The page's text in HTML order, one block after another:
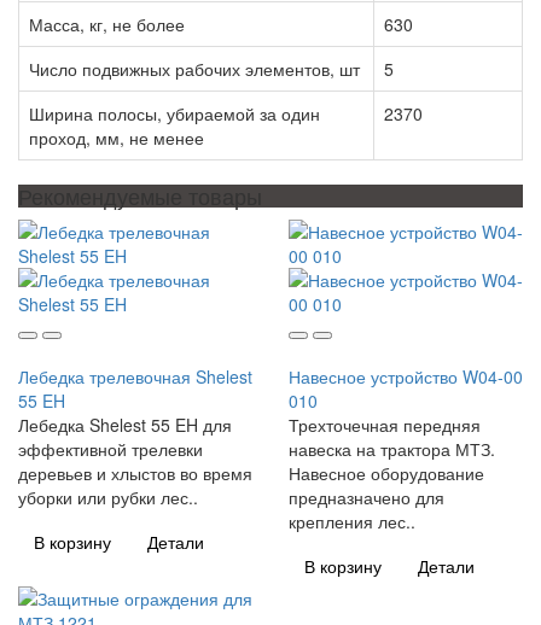
Масса, кг, не более
630
Число подвижных рабочих элементов, шт
5
Ширина полосы, убираемой за один
проход, мм, не менее
2370
Рекомендуемые товары
Лебедка трелевочная Shelest
55 EH
Лебедка Shelest 55 EH для
эффективной трелевки
деревьев и хлыстов во время
уборки или рубки лес..
В корзину
Детали
Навесное устройство W04-00
010
Трехточечная передняя
навеска на трактора МТЗ.
Навесное оборудование
предназначено для
крепления лес..
В корзину
Детали